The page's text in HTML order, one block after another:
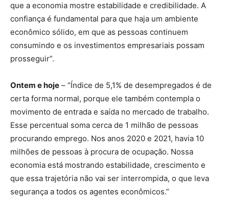
que a economia mostre estabilidade e credibilidade. A
confiança é fundamental para que haja um ambiente
econômico sólido, em que as pessoas continuem
consumindo e os investimentos empresariais possam
prosseguir”.
Ontem e hoje – “Índice de 5,1% de desempregados é de
certa forma normal, porque ele também contempla o
movimento de entrada e saída no mercado de trabalho.
Esse percentual soma cerca de 1 milhão de pessoas
procurando emprego. Nos anos 2020 e 2021, havia 10
milhões de pessoas à procura de ocupação. Nossa
economia está mostrando estabilidade, crescimento e
que essa trajetória não vai ser interrompida, o que leva
segurança a todos os agentes econômicos.”